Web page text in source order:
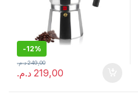
-12%
219,00 د.م.
249,00 د.م.